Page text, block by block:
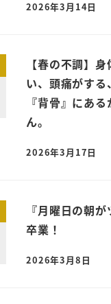
2026年3月14日
【春の不調】
い、頭痛がす
『背骨』にあ
ん。
2026年3月17日
『月曜日の朝
卒業！
2026年3月8日